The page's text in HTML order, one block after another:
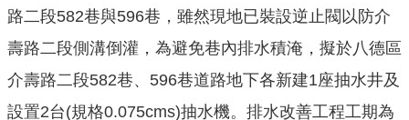
請
案
件
污
路二段582巷與596巷，雖然現地已裝設逆止閥以防介
壽路二段側溝倒灌，為避免巷內排水積淹，擬於八德區
介壽路二段582巷、596巷道路地下各新建1座抽水井及
設置2台(規格0.075cms)抽水機。排水改善工程工期為